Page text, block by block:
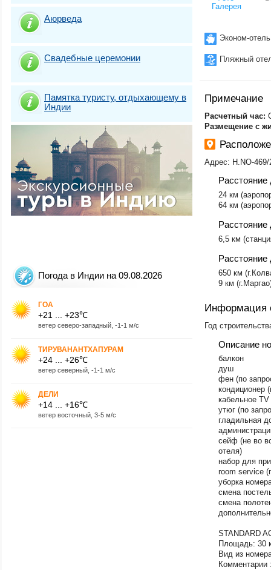
Аюрведа
Свадебные церемонии
Памятка туристу, отдыхающему в
Индии
Погода в Индии на 09.08.2026
ГОА
+21 ... +23℃
ветер северо-западный, -1-1 м/с
ТИРУВАНАНТХАПУРАМ
+24 ... +26℃
ветер северный, -1-1 м/с
ДЕЛИ
+14 ... +16℃
ветер восточный, 3-5 м/с
Южный Гоа.
Южный Гоа.
Южный Гоа.
Галерея
Эконом-отель
Пляжный
Примечание
​Расчетный час:
Размещение с
Адрес: H.NO-
Расстояние
24 км
64 км
Расстояние
6,5 км
Расстояние
​650 км
9 км
Информация
Год
Описание
​балкон
душ
фен (по
кондиционер
кабельное TV
утюг (по
гладильная
сейф (не во
отеля)
набор для
room service
уборка
смена
смена
STANDARD
Площадь: 30
Вид из
Комментарии